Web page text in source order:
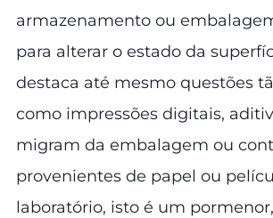
armazenamento ou
para alterar o estado da
destaca até mesmo questões
como impressões digitais,
migram da embalagem ou
provenientes de papel ou
laboratório, isto é um